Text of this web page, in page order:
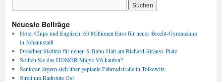
Neueste Beiträge
Holz, Chips und Englisch: 63 Millionen Euro für neues Brecht-Gymnasium
in Johannstadt
Dresdner Stadtrat für neuen S-Bahn-Halt am Richard-Strauss-Platz
Sollten Sie das HONOR Magic V6 kaufen?
Senioren ärgern sich über geplante Fahrradstraße in Tolkewitz
Streit um Radroute Ost